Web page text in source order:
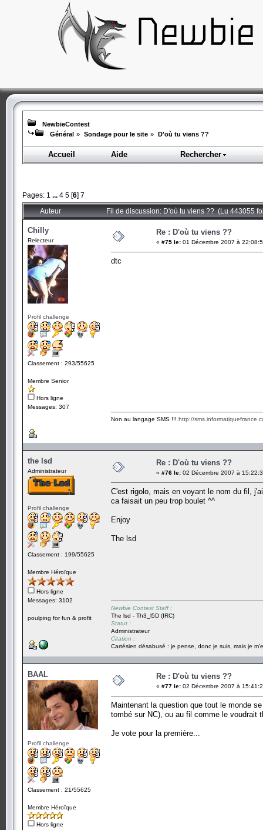
NewbieContest
Général » Sondage pour le site » D'où tu viens ??
Accueil Aide Rechercher
Pages: 1 ... 4 5 [6] 7
Auteur Fil de discussion: D'où tu viens ?? (Lu 443055
Chilly
Relecteur
Profil challenge
Classement : 293/55625
Membre Senior
Hors ligne
Messages: 307
Re : D'où tu viens ??
« #75 le: 01 Décembre 2007 à
dtc
Non au langage SMS !!! http://
the lsd
Administrateur
Profil challenge
Classement : 199/55625
Membre Héroïque
Hors ligne
Messages: 3102
poulping for fun & profit
Re : D'où tu viens ??
« #76 le: 02 Décembre 2007 à
C'est rigolo, mais en voyant le nom du fil,
ca faisait un peu trop boulet ^^
Enjoy
The lsd
Newbie Contest Staff :
The lsd - Th3_l5D (IRC)
Statut :
Administrateur
Citation :
Cartésien désabusé : je pense, donc je suis, mais je
BAAL
Profil challenge
Classement : 21/55625
Membre Héroïque
Hors ligne
Re : D'où tu viens ??
« #77 le: 02 Décembre 2007 à
Maintenant la question que tout le monde
tombé sur NC), ou au fil comme le voudrait
Je vote pour la première...